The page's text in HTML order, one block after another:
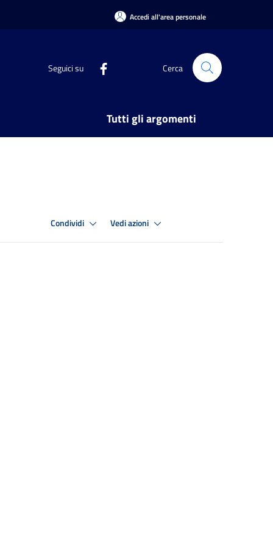
Accedi all'area personale
Seguici su Cerca
Tutti gli argomenti
Condividi Vedi azioni